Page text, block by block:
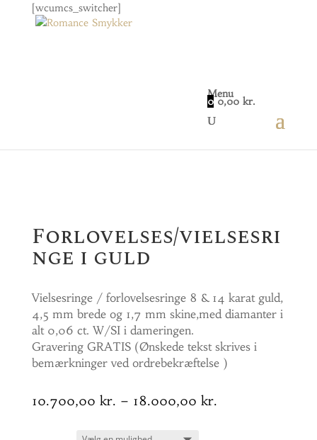
[wcumcs_switcher]
Menu
0 0,00kr.
Forlovelses/vielsesri
nge i guld
Vielsesringe / forlovelsesringe 8 & 14 karat guld,
4,5 mm brede og 1,7 mm skine,med diamanter i
alt 0,06 ct. W/SI i dameringen.
Gravering GRATIS (Ønskede tekst skrives i
bemærkninger ved ordrebekræftelse )
10.700,00 kr. – 18.000,00 kr.Prisinterval: